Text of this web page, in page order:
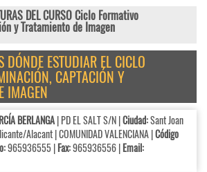
DEL CURSO Ciclo Formativo
y Tratamiento de Imagen
DÓNDE ESTUDIAR EL CICLO
CAPTACIÓN Y
IMAGEN
BERLANGA| PD EL SALT S/N |Ciudad:Sant Joan
Alacant | COMUNIDAD VALENCIANA |Código
965936555 |Fax:965936556 |Email: